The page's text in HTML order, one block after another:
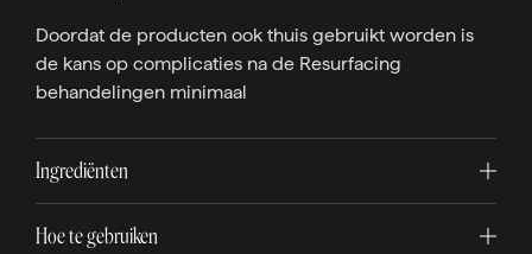
Doordat de producten ook thuis gebruikt worden is
de kans op complicaties na de Resurfacing
behandelingen minimaal
Ingrediënten
Hoe te gebruiken